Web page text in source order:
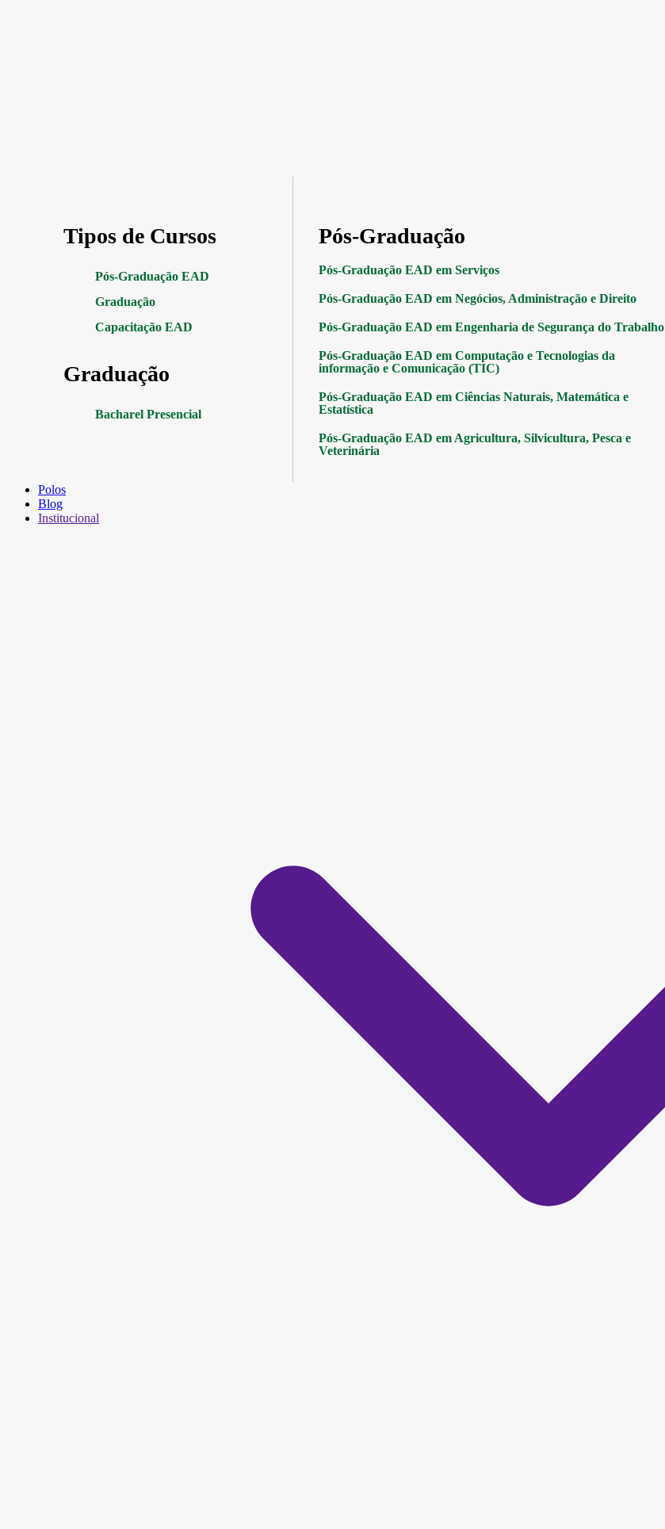
Tipos de Cursos
Pós-Graduação EAD
Graduação
Capacitação EAD
Graduação
Bacharel Presencial
Pós-Graduação
Pós-Graduação EAD em Serviços
Pós-Graduação EAD em Negócios, Administração e Direito
Pós-Graduação EAD em Engenharia de Segurança do Trabalho
Pós-Graduação EAD em Computação e Tecnologias da
informação e Comunicação (TIC)
Pós-Graduação EAD em Ciências Naturais, Matemática e
Estatística
Pós-Graduação EAD em Agricultura, Silvicultura, Pesca e
Veterinária
Polos
Blog
Institucional